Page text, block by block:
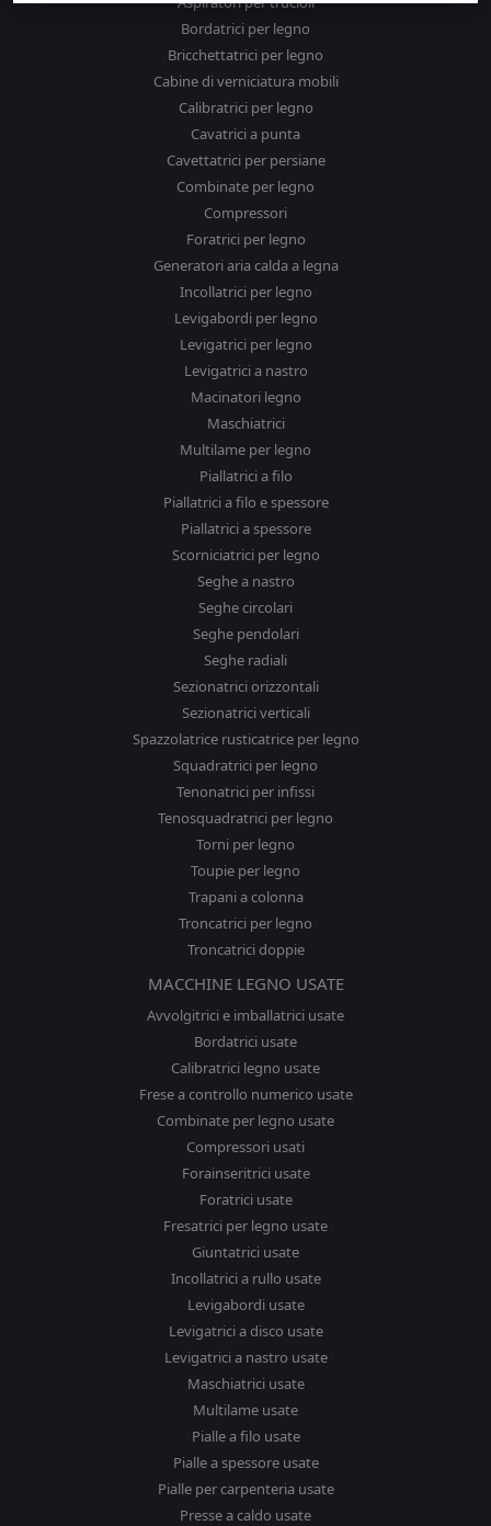
Bordatrici per legno
Bricchettatrici per legno
Cabine di verniciatura mobili
Calibratrici per legno
Cavatrici a punta
Cavettatrici per persiane
Combinate per legno
Compressori
Foratrici per legno
Generatori aria calda a legna
Incollatrici per legno
Levigabordi per legno
Levigatrici per legno
Levigatrici a nastro
Macinatori legno
Maschiatrici
Multilame per legno
Piallatrici a filo
Piallatrici a filo e spessore
Piallatrici a spessore
Scorniciatrici per legno
Seghe a nastro
Seghe circolari
Seghe pendolari
Seghe radiali
Sezionatrici orizzontali
Sezionatrici verticali
Spazzolatrice rusticatrice per legno
Squadratrici per legno
Tenonatrici per infissi
Tenosquadratrici per legno
Torni per legno
Toupie per legno
Trapani a colonna
Troncatrici per legno
Troncatrici doppie
MACCHINE LEGNO USATE
Avvolgitrici e imballatrici usate
Bordatrici usate
Calibratrici legno usate
Frese a controllo numerico usate
Combinate per legno usate
Compressori usati
Forainseritrici usate
Foratrici usate
Fresatrici per legno usate
Giuntatrici usate
Incollatrici a rullo usate
Levigabordi usate
Levigatrici a disco usate
Levigatrici a nastro usate
Maschiatrici usate
Multilame usate
Pialle a filo usate
Pialle a spessore usate
Pialle per carpenteria usate
Presse a caldo usate